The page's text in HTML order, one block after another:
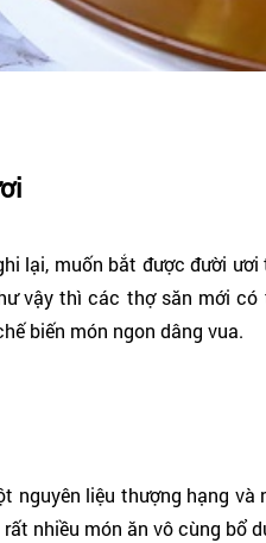
lại, muốn bắt được đười
vậy thì các thợ săn mới
biến món ngon dâng vua.
nguyên liệu thượng hạng
nhiều món ăn vô cùng bổ